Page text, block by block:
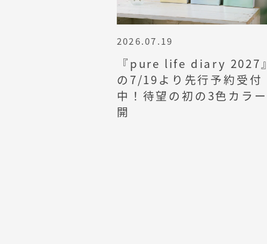
2026.07.19
『pure life diary 2027
の7/19より先行予約受付
中！待望の初の3色カラ
開